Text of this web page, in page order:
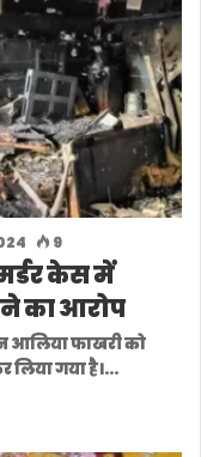
9
केस में
का आरोप
आलिया फाखरी को
लिया गया है।…